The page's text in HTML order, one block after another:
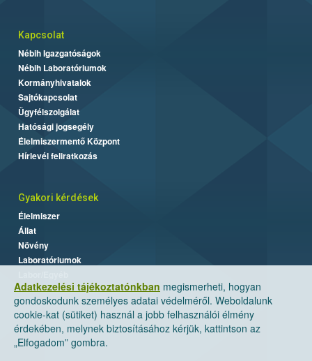
Adatkezelési tájékoztatónkban megismerheti, hogyan
gondoskodunk személyes adatai védelméről. Weboldalunk
cookie-kat (sütiket) használ a jobb felhasználói élmény
érdekében, melynek biztosításához kérjük, kattintson az
„Elfogadom” gombra.
Kapcsolat
Nébih Igazgatóságok
Nébih Laboratóriumok
Kormányhivatalok
Sajtókapcsolat
Ügyfélszolgálat
Hatósági jogsegély
Élelmiszermentő Központ
Hírlevél feliratkozás
Gyakori kérdések
Élelmiszer
Állat
Növény
Laboratóriumok